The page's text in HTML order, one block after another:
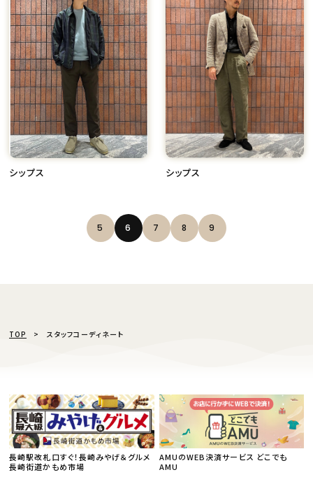
シップス シップス
5 6 7 8 9
TOP スタッフコーディネート
長崎駅改札口すぐ！長崎みやげ＆グルメ
長崎街道かもめ市場
AMUのWEB決済サービス どこでも
AMU